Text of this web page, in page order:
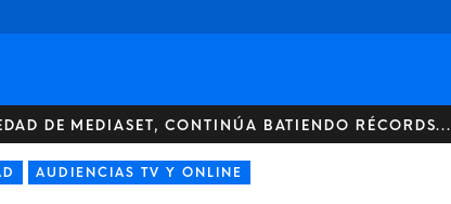
DE MEDIASET, CONTINÚA BATIENDO RÉCORDS...
AUDIENCIAS TV Y ONLINE